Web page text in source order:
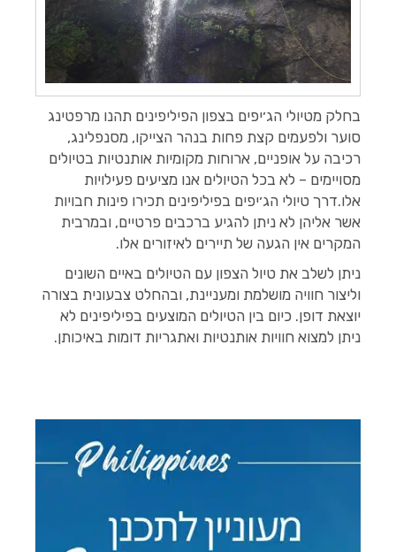
בחלק מטיולי הג׳יפים בצפון הפיליפינים תהנו מרפטינג
סוער ולפעמים קצת פחות בנהר הצייקו, מסנפלינג,
רכיבה על אופניים, ארוחות מקומיות אותנטיות בטיולים
מסויימים – לא בכל הטיולים אנו מציעים פעילויות
אלו.דרך טיולי הג׳יפים בפיליפינים תכירו פינות חבויות
אשר אליהן לא ניתן להגיע ברכבים פרטיים, ובמרבית
המקרים אין הגעה של תיירים לאיזורים אלו.
ניתן לשלב את טיול הצפון עם הטיולים באיים השונים
וליצור חוויה מושלמת ומעניינת, ובהחלט צבעונית בצורה
יוצאת דופן. כיום בין הטיולים המוצעים בפיליפינים לא
ניתן למצוא חוויות אותנטיות ואתגריות דומות באיכותן.